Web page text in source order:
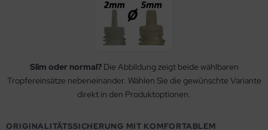
Slim oder normal?Die Abbildung zeigt beide wählbaren
Tropfereinsätze nebeneinander. Wählen Sie die gewünschte Variante
direkt in den Produktoptionen.
ORIGINALITÄTSSICHERUNG MIT KOMFORTABLEM